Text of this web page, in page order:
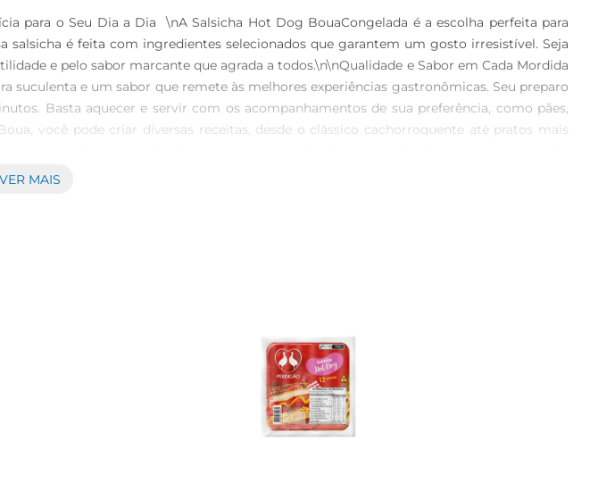
para o Seu Dia a Dia  \nA Salsicha Hot Dog BouaCongelada é a escolha perfeita para
salsicha é feita com ingredientes selecionados que garantem um gosto irresistível. Seja
e pelo sabor marcante que agrada a todos.\n\nQualidade e Sabor em Cada Mordida
e um sabor que remete às melhores experiências gastronômicas. Seu preparo
Basta aquecer e servir com os acompanhamentos de sua preferência, como pães,
você pode criar diversas receitas, desde o clássico cachorroquente até pratos mais
de Uso  \nExperimente preparar um delicioso cachorroquente com a
e surpreender a todos com essa delícia
VER MAIS